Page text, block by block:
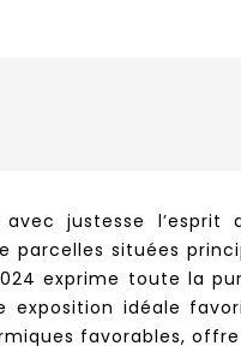
justesse l’esprit
parcelles situées
exprime toute la
exposition idéale
favorables,